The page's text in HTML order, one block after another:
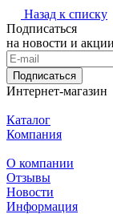
Назад к списку
Подписаться
на новости и акции
Подписаться
Интернет-магазин
Каталог
Компания
О компании
Отзывы
Новости
Информация